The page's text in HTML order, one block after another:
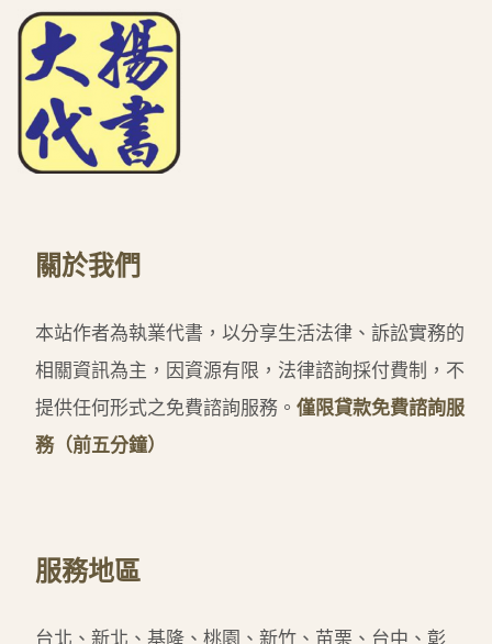
關於我們
本站作者為執業代書，以分享生活法律、訴訟實務的
相關資訊為主，因資源有限，法律諮詢採付費制，不
提供任何形式之免費諮詢服務。 僅限貸款免費諮詢服
務（前五分鐘）
服務地區
台北、新北、基隆、桃園、新竹、苗栗、台中、彰